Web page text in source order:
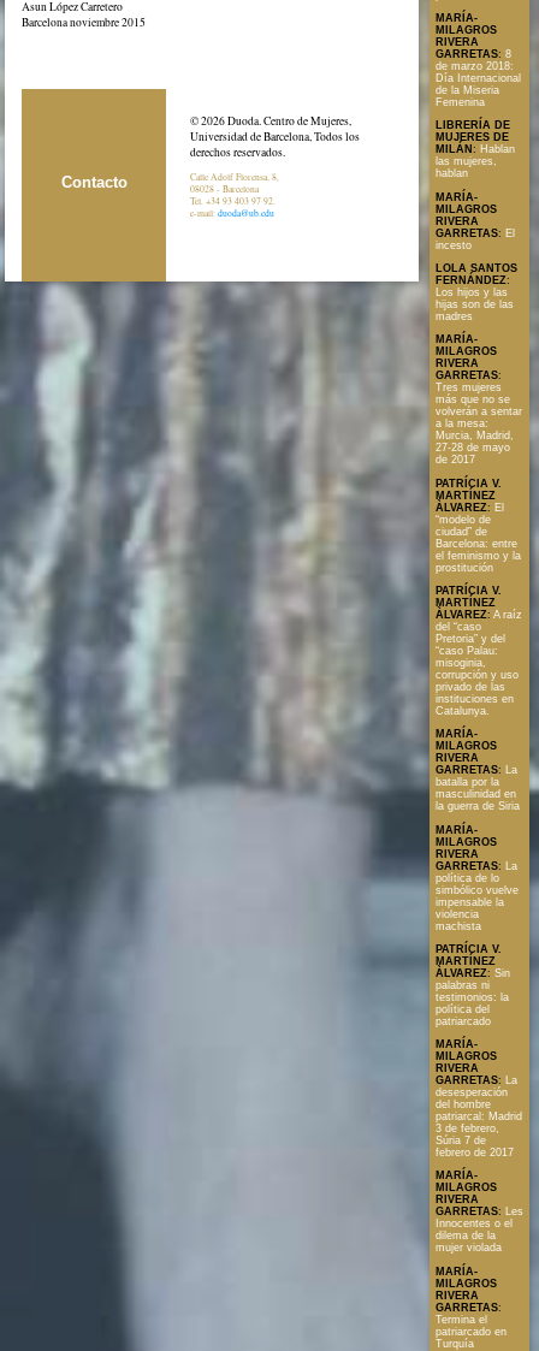
Asun López Carretero
Barcelona noviembre 2015
Contacto
© 2026 Duoda. Centro de Mujeres,
Universidad de Barcelona, Todos los
derechos reservados.
Calle Adolf Florensa, 8,
08028 - Barcelona
Tel. +34 93 403 97 92.
e-mail:duoda@ub.edu
MARÍA-
MILAGROS
RIVERA
GARRETAS: 8
de marzo 2018:
Día Internacional
de la Miseria
Femenina
LIBRERÍA DE
MUJERES DE
MILÁN : Hablan
las mujeres,
hablan
MARÍA-
MILAGROS
RIVERA
GARRETAS: El
incesto
LOLA SANTOS
FERNÁNDEZ:
Los hijos y las
hijas son de las
madres
MARÍA-
MILAGROS
RIVERA
GARRETAS:
Tres mujeres
más que no se
volverán a sentar
a la mesa:
Murcia, Madrid,
27-28 de mayo
de 2017
PATRÍCIA V.
MARTÍNEZ
ÀLVAREZ: El
“modelo de
ciudad” de
Barcelona: entre
el feminismo y la
prostitución
PATRÍCIA V.
MARTÍNEZ
ÀLVAREZ: A raíz
del “caso
Pretoria” y del
“caso Palau:
misoginia,
corrupción y uso
privado de las
instituciones en
Catalunya.
MARÍA-
MILAGROS
RIVERA
GARRETAS: La
batalla por la
masculinidad en
la guerra de Siria
MARÍA-
MILAGROS
RIVERA
GARRETAS:
La
política de lo
simbólico vuelve
impensable la
violencia
machista
PATRÍCIA V.
MARTÍNEZ
ÀLVAREZ: Sin
palabras ni
testimonios: la
política del
patriarcado
MARÍA-
MILAGROS
RIVERA
GARRETAS: La
desesperación
del hombre
patriarcal: Madrid
3 de febrero,
Súria 7 de
febrero de 2017
MARÍA-
MILAGROS
RIVERA
GARRETAS: Les
Innocentes o el
dilema de la
mujer violada
MARÍA-
MILAGROS
RIVERA
GARRETAS:
Termina el
patriarcado en
Turquía